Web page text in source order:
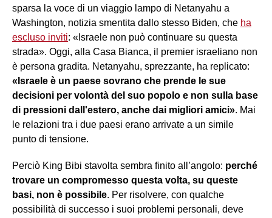
sparsa la voce di un viaggio lampo di Netanyahu a
Washington, notizia smentita dallo stesso Biden, che ha
escluso inviti: «Israele non può continuare su questa
strada». Oggi, alla Casa Bianca, il premier israeliano non
è persona gradita. Netanyahu, sprezzante, ha replicato:
«Israele è un paese sovrano che prende le sue
decisioni per volontà del suo popolo e non sulla base
di pressioni dall'estero, anche dai migliori amici». Mai
le relazioni tra i due paesi erano arrivate a un simile
punto di tensione.
Perciò King Bibi stavolta sembra finito all’angolo: perché
trovare un compromesso questa volta, su queste
basi, non è possibile. Per risolvere, con qualche
possibilità di successo i suoi problemi personali, deve